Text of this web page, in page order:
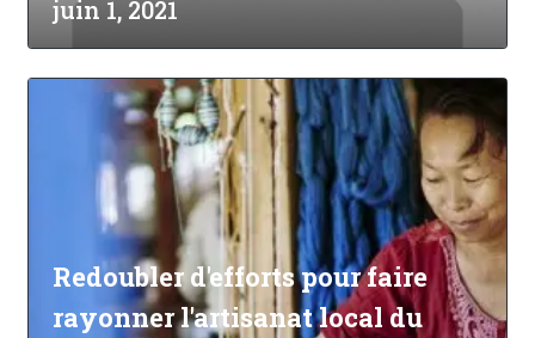
juin 1, 2021
Redoubler d'efforts pour faire
rayonner l'artisanat local du